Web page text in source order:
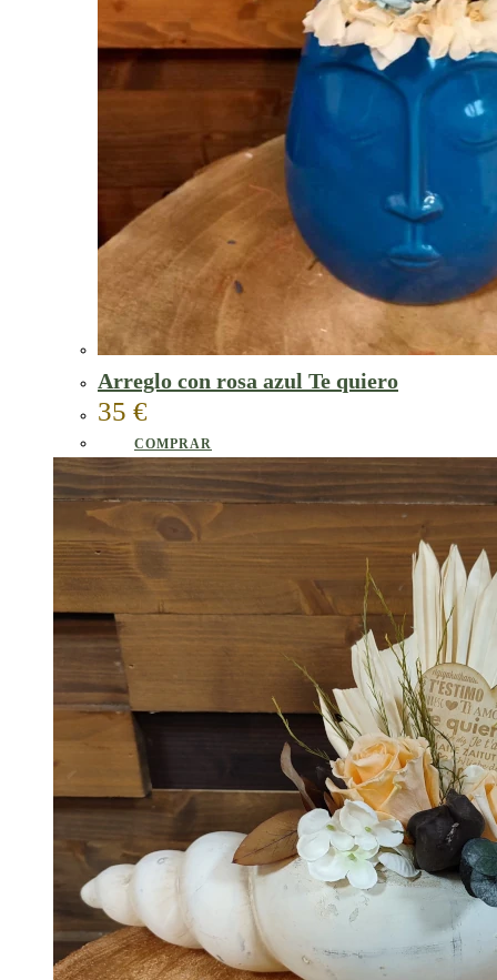
Arreglo con rosa azul Te quiero
35 €
COMPRAR